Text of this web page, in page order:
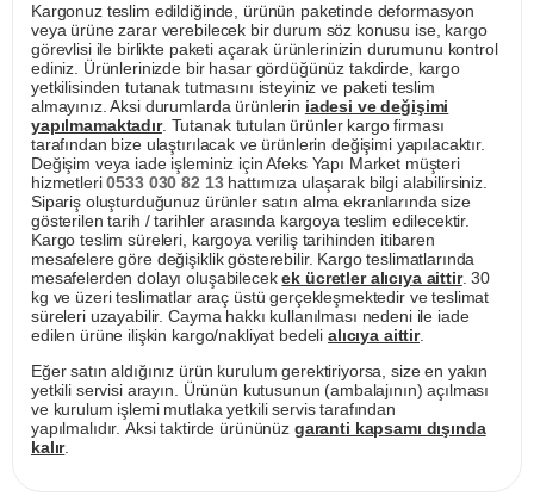
Kargonuz teslim edildiğinde, ürünün paketinde deformasyon
veya ürüne zarar verebilecek bir durum söz konusu ise, kargo
görevlisi ile birlikte paketi açarak ürünlerinizin durumunu kontrol
ediniz. Ürünlerinizde bir hasar gördüğünüz takdirde, kargo
yetkilisinden tutanak tutmasını isteyiniz ve paketi teslim
almayınız. Aksi durumlarda ürünlerin iadesi ve değişimi
yapılmamaktadır. Tutanak tutulan ürünler kargo firması
tarafından bize ulaştırılacak ve ürünlerin değişimi yapılacaktır.
Değişim veya iade işleminiz için Afeks Yapı Market müşteri
hizmetleri0533 030 82 13hattımıza ulaşarak bilgi alabilirsiniz.
Sipariş oluşturduğunuz ürünler satın alma ekranlarında size
gösterilen tarih / tarihler arasında kargoya teslim edilecektir.
Kargo teslim süreleri, kargoya veriliş tarihinden itibaren
mesafelere göre değişiklik gösterebilir. Kargo teslimatlarında
mesafelerden dolayı oluşabilecekek ücretler alıcıya aittir. 30
kg ve üzeri teslimatlar araç üstü gerçekleşmektedir ve teslimat
süreleri uzayabilir. Cayma hakkı kullanılması nedeni ile iade
edilen ürüne ilişkin kargo/nakliyat bedeli alıcıya aittir.
Eğer satın aldığınız ürün kurulum gerektiriyorsa, size en yakın
yetkili servisi arayın. Ürünün kutusunun (ambalajının) açılması
ve kurulum işlemi mutlaka yetkili servis tarafından
yapılmalıdır. Aksi taktirde ürününüz garanti kapsamı dışında
kalır.